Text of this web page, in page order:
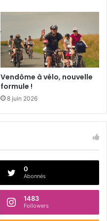
Vendôme à vélo, nouvelle
formule !
8 juin 2026
0
Abonnés
1483
Followers